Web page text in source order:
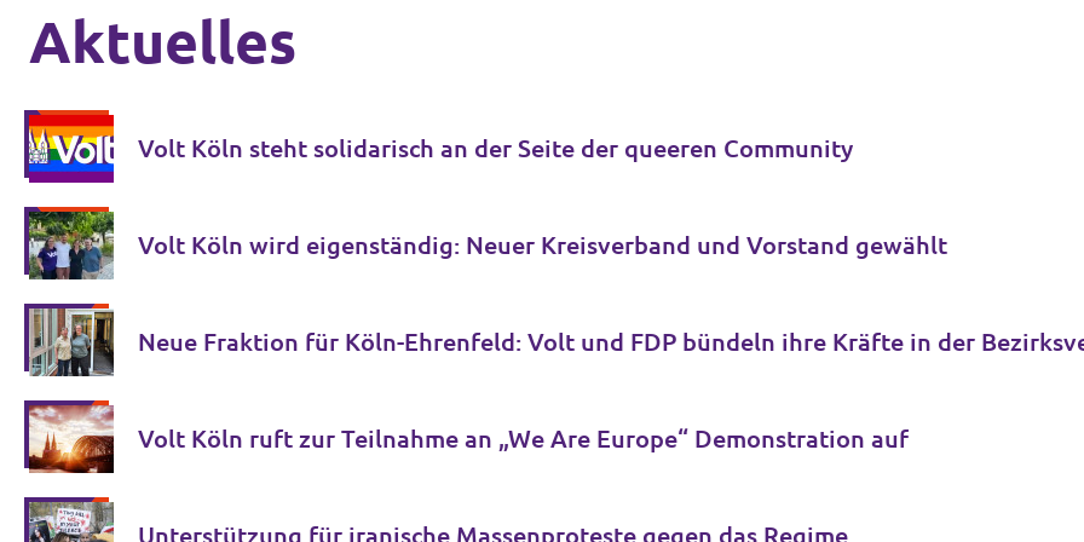
Aktuelles
Volt Köln steht solidarisch an der Seite der queeren Community
Volt Köln wird eigenständig: Neuer Kreisverband und Vorstand gewählt
Neue Fraktion für Köln-Ehrenfeld: Volt und
Volt Köln ruft zur Teilnahme an „We Are Europe“ Demonstration auf
Unterstützung für iranische Massenproteste gegen das Regime